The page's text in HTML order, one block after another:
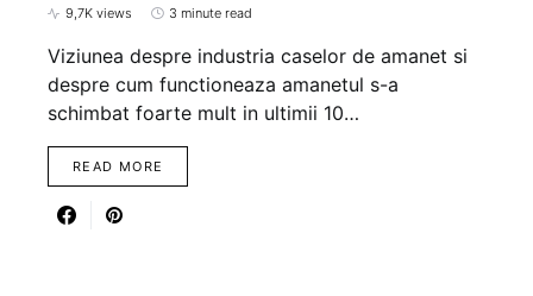
9,7K views 3 minute read
Viziunea despre industria caselor de amanet si
despre cum functioneaza amanetul s-a
schimbat foarte mult in ultimii 10…
READ MORE